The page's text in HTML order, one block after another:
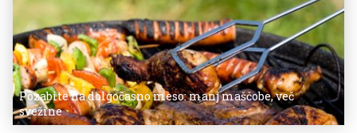
Pozabite na dolgočasno meso: manj maščobe, več
svežine